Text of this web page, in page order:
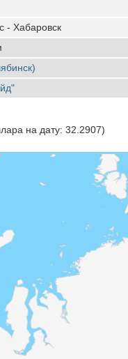
- Хабаровск
на дату: 32.2907)